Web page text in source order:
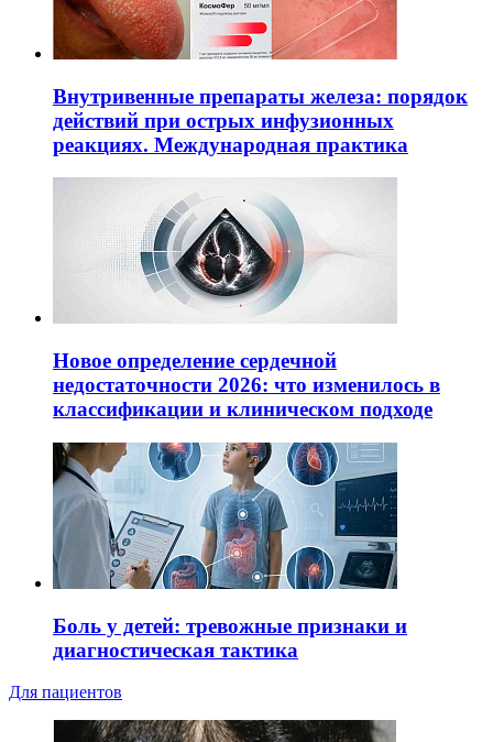
Внутривенные препараты железа: порядок
действий при острых инфузионных
реакциях. Международная практика
Новое определение сердечной
недостаточности 2026: что изменилось в
классификации и клиническом подходе
Боль у детей: тревожные признаки и
диагностическая тактика
Для пациентов